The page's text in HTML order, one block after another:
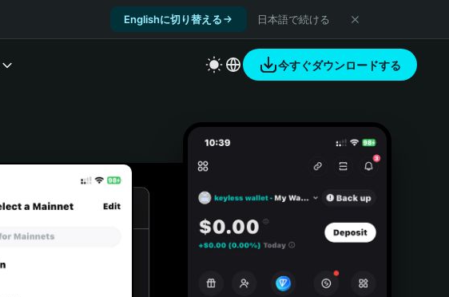
Englishに切り替える 日本語で続ける
今すぐダウンロードする